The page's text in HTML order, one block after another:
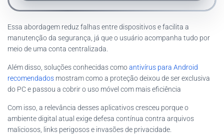
Essa abordagem reduz falhas entre dispositivos e facilita a
manutenção da segurança, já que o usuário acompanha tudo por
meio de uma conta centralizada.
Além disso, soluções conhecidas comoantivírus para Android
recomendados mostram como a proteção deixou de ser exclusiva
do PC e passou a cobrir o uso móvel com mais eficiência
Com isso, a relevância desses aplicativos cresceu porque o
ambiente digital atual exige defesa contínua contra arquivos
maliciosos, links perigosos e invasões de privacidade.